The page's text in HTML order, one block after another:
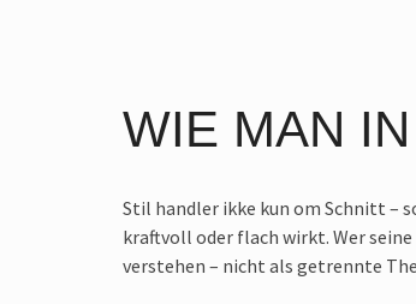
WIE MAN
Stil handler ikke kun om Schnitt –
kraftvoll oder flach wirkt. Wer
verstehen – nicht als getrennte